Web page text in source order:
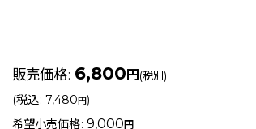
販売価格: 6,800円(税別)
(税込: 7,480円)
希望小売価格: 9,000円